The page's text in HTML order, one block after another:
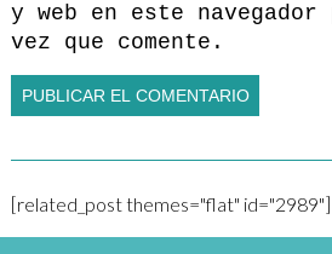
y web en este
vez que comente.
[related_post themes="flat" id="2989"]